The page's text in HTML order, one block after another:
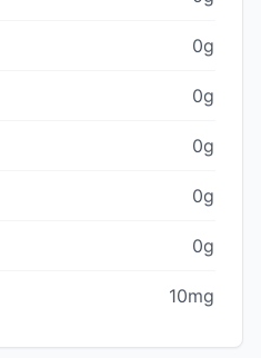
0g
0g
0g
0g
0g
10mg